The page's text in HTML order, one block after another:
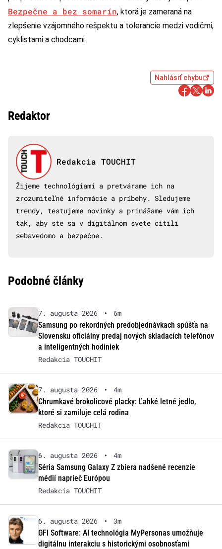
Bezpečne a bez somarín, ktorá je zameraná na
zlepšenie vzájomného rešpektu a tolerancie medzi vodičmi,
cyklistami a chodcami
Nahlásiť chybu
Redaktor
Redakcia TOUCHIT
Žijeme technológiami a pretvárame ich na
zrozumiteľné informácie a príbehy. Sledujeme
trendy, testujeme novinky a prinášame vám ich
tak, aby ste sa v digitálnom svete cítili
sebavedomo a bezpečne.
Podobné články
7. augusta 2026 •
6m
Samsung po rekordných predobjednávkach spúšťa na
Slovensku oficiálny predaj nových skladacích telefónov
a inteligentných hodiniek
Redakcia TOUCHIT
7. augusta 2026 •
4m
Chrumkavé brokolicové placky: Ľahké letné jedlo,
ktoré si zamiluje celá rodina
Redakcia TOUCHIT
6. augusta 2026 •
4m
Séria Samsung Galaxy Z zbiera nadšené recenzie
médií naprieč Európou
Redakcia TOUCHIT
6. augusta 2026 •
3m
GFI Software: AI technológia MyPersonas umožňuje
digitálnu interakciu s historickými osobnosťami